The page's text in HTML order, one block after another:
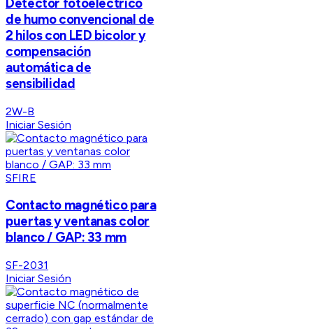
de humo convencional de
2 hilos con LED bicolor y
compensación
automática de
sensibilidad
2W-B
Iniciar Sesión
SFIRE
Contacto magnético para
puertas y ventanas color
blanco / GAP: 33 mm
SF-2031
Iniciar Sesión